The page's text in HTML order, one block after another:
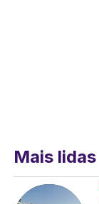
Mais lidas